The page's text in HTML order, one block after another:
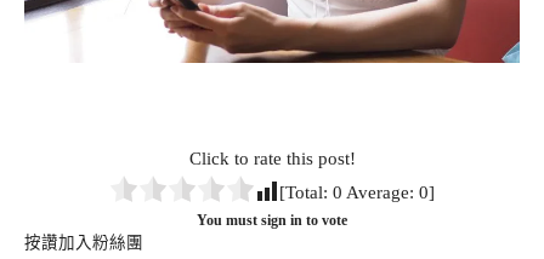
Click to rate this post!
[Total: 0 Average: 0]
You must sign in to vote
按讚加入粉絲團